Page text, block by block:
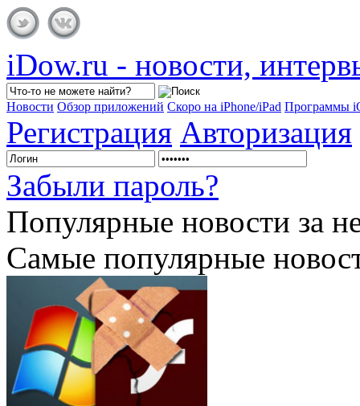
iDow.ru - новости,
Новости Обзор приложений Скоро на iPhone/iPad Программы
Регистрация Авторизация
Забыли пароль?
Популярные новости за
Самые популярные